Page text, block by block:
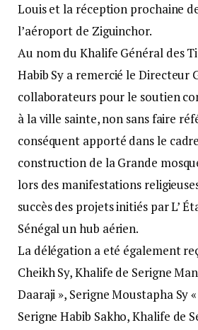
Louis et la réception prochaine
l’aéroport de Ziguinchor.
Au nom du Khalife Général des
Habib Sy a remercié le Directeur
collaborateurs pour le soutien
à la ville sainte, non sans faire
conséquent apporté dans le
construction de la Grande
lors des manifestations
succès des projets initiés par L’
Sénégal un hub aérien.
La délégation a eté également
Cheikh Sy, Khalife de Serigne
Daaraji », Serigne Moustapha Sy
Serigne Habib Sakho, Khalife de